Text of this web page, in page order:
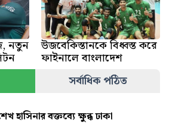
নতুন উজবেকিস্তানকে বিধ্বস্ত করে
ফাইনালে বাংলাদেশ
সর্বাধিক পঠিত
হাসিনার বক্তব্যে ক্ষুব্ধ ঢাকা